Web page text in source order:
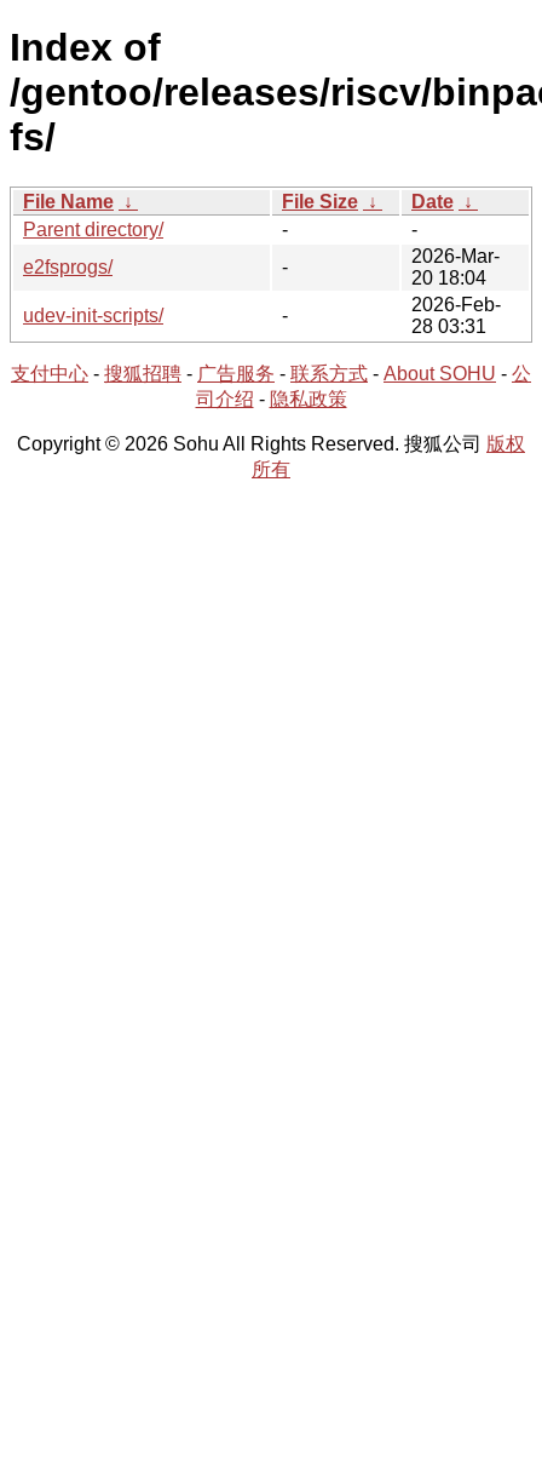
Index of
/gentoo/releases/riscv/
fs/
File Name ↓ File Size ↓ Date ↓
Parent directory/
-
-
e2fsprogs/
-
2026-Mar-
20 18:04
udev-init-scripts/
-
2026-Feb-
28 03:31
支付中心 - 搜狐招聘 - 广告服务 - 联系方式 - About SOHU - 公
司介绍 - 隐私政策
Copyright © 2026 Sohu All Rights Reserved. 搜狐公司 版权
所有